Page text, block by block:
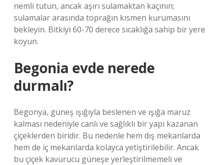
nemli tutun, ancak aşırı sulamaktan kaçının;
sulamalar arasında toprağın kısmen kurumasını
bekleyin. Bitkiyi 60-70 derece sıcaklığa sahip bir yere
koyun.
Begonia evde nerede
durmalı?
Begonya, güneş ışığıyla beslenen ve ışığa maruz
kalması nedeniyle canlı ve sağlıklı bir yapı kazanan
çiçeklerden biridir. Bu nedenle hem dış mekanlarda
hem de iç mekanlarda kolayca yetiştirilebilir. Ancak
bu çiçek kavurucu güneşe yerleştirilmemeli ve